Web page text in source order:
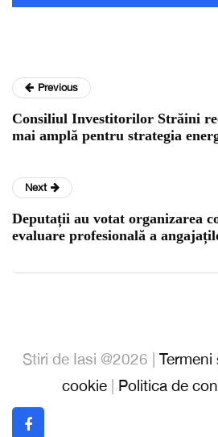
Previous
Consiliul Investitorilor Străini
mai amplă pentru strategia
Next
Deputații au votat organizarea
evaluare profesională a
Stiri de Iasi @2026 | Termeni
cookie| Politica de